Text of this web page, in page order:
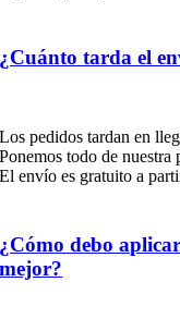
¿Cuánto tarda el
Los pedidos tardan en
Ponemos todo de nuestra
El envío es gratuito a
¿Cómo debo
mejor?